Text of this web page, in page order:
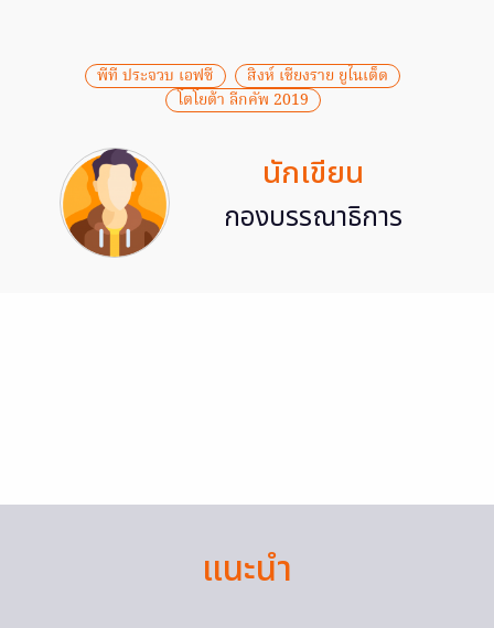
พีที ประจวบ เอฟซี
สิงห์ เชียงราย ยูไนเต็ด
โตโยต้า ลีกคัพ 2019
นักเขียน
กองบรรณาธิการ
แนะนำ